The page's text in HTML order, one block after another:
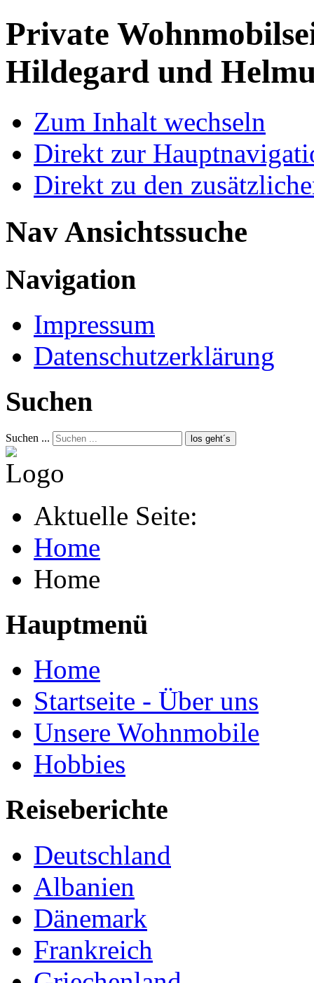
Private
Hildegard und
Zum Inhalt wechseln
Direkt zur
Direkt zu den
Nav Ansichtssuche
Navigation
Impressum
Datenschutzerklärung
Suchen
Suchen ... los geht´s
Aktuelle Seite:
Home
Home
Hauptmenü
Home
Startseite - Über uns
Unsere Wohnmobile
Hobbies
Reiseberichte
Deutschland
Albanien
Dänemark
Frankreich